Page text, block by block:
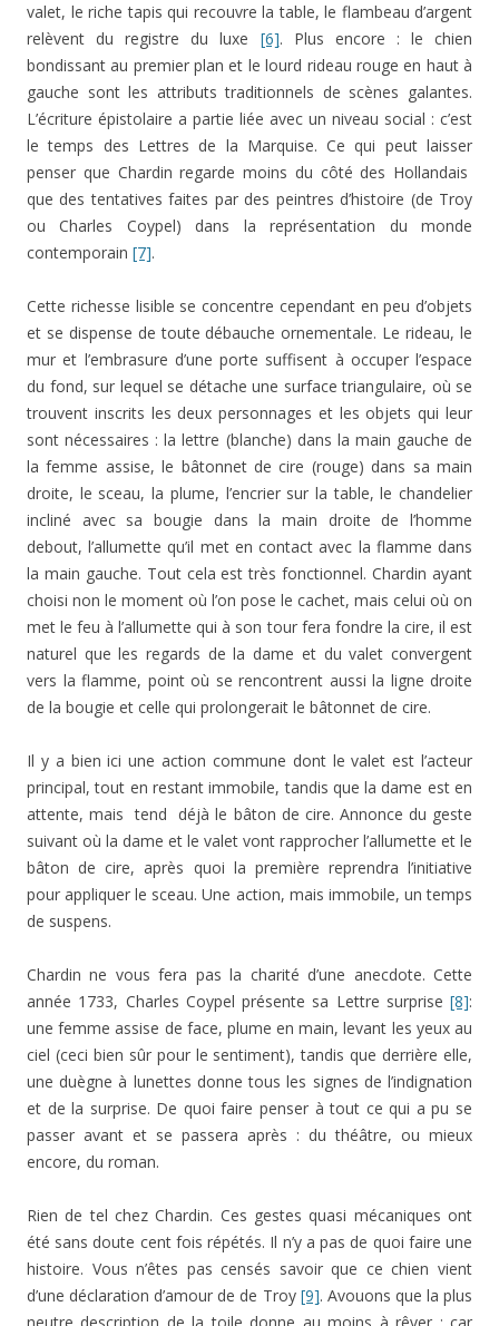
valet, le riche tapis qui recouvre la table, le flambeau d’argent
relèvent du registre du luxe [6]. Plus encore : le chien
bondissant au premier plan et le lourd rideau rouge en haut à
gauche sont les attributs traditionnels de scènes galantes.
L’écriture épistolaire a partie liée avec un niveau social : c’est
le temps des Lettres de la Marquise. Ce qui peut laisser
penser que Chardin regarde moins du côté des Hollandais
que des tentatives faites par des peintres d’histoire (de Troy
ou Charles Coypel) dans la représentation du monde
contemporain [7].
Cette richesse lisible se concentre cependant en peu d’objets
et se dispense de toute débauche ornementale. Le rideau, le
mur et l’embrasure d’une porte suffisent à occuper l’espace
du fond, sur lequel se détache une surface triangulaire, où se
trouvent inscrits les deux personnages et les objets qui leur
sont nécessaires : la lettre (blanche) dans la main gauche de
la femme assise, le bâtonnet de cire (rouge) dans sa main
droite, le sceau, la plume, l’encrier sur la table, le chandelier
incliné avec sa bougie dans la main droite de l’homme
debout, l’allumette qu’il met en contact avec la flamme dans
la main gauche. Tout cela est très fonctionnel. Chardin ayant
choisi non le moment où l’on pose le cachet, mais celui où on
met le feu à l’allumette qui à son tour fera fondre la cire, il est
naturel que les regards de la dame et du valet convergent
vers la flamme, point où se rencontrent aussi la ligne droite
de la bougie et celle qui prolongerait le bâtonnet de cire.
Il y a bien ici une action commune dont le valet est l’acteur
principal, tout en restant immobile, tandis que la dame est en
attente, mais tend déjà le bâton de cire. Annonce du geste
suivant où la dame et le valet vont rapprocher l’allumette et le
bâton de cire, après quoi la première reprendra l’initiative
pour appliquer le sceau. Une action, mais immobile, un temps
de suspens.
Chardin ne vous fera pas la charité d’une anecdote. Cette
année 1733, Charles Coypel présente sa Lettre surprise [8]:
une femme assise de face, plume en main, levant les yeux au
ciel (ceci bien sûr pour le sentiment), tandis que derrière elle,
une duègne à lunettes donne tous les signes de l’indignation
et de la surprise. De quoi faire penser à tout ce qui a pu se
passer avant et se passera après : du théâtre, ou mieux
encore, du roman.
Rien de tel chez Chardin. Ces gestes quasi mécaniques ont
été sans doute cent fois répétés. Il n’y a pas de quoi faire une
histoire. Vous n’êtes pas censés savoir que ce chien vient
d’une déclaration d’amour de de Troy [9]. Avouons que la plus